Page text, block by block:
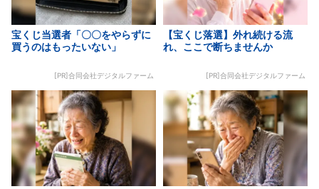
宝くじ当選者「〇〇をやらずに
買うのはもったいない」
[PR]合同会社デジタルファーム
【宝くじ落選】外れ続ける流
れ、ここで断ちませんか
[PR]合同会社デジタルファーム